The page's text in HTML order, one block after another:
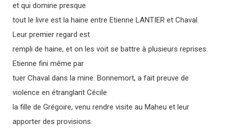
et qui domine presque
tout le livre est la haine entre Etienne LANTIER et Chaval.
Leur premier regard est
rempli de haine, et on les voit se battre à plusieurs reprises.
Etienne fini même par
tuer Chaval dans la mine. Bonnemort, a fait preuve de
violence en étranglant Cécile
la fille de Grégoire, venu rendre visite au Maheu et leur
apporter des provisions.